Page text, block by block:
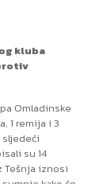
kluba
Omladinske
1 remija i 3
sljedeći
su 14
Tešnja iznosi